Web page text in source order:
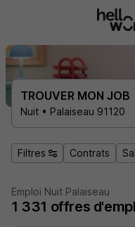
TROUVER MON JOB
Nuit • Palaiseau 91120
Filtres Contrats
Emploi Nuit Palaiseau
1 331 offres